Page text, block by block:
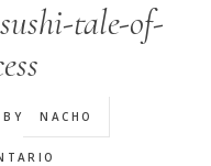
tale-of-
BY NACHO